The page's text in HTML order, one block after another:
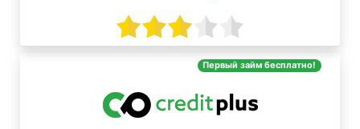
Первый займ бесплатно!